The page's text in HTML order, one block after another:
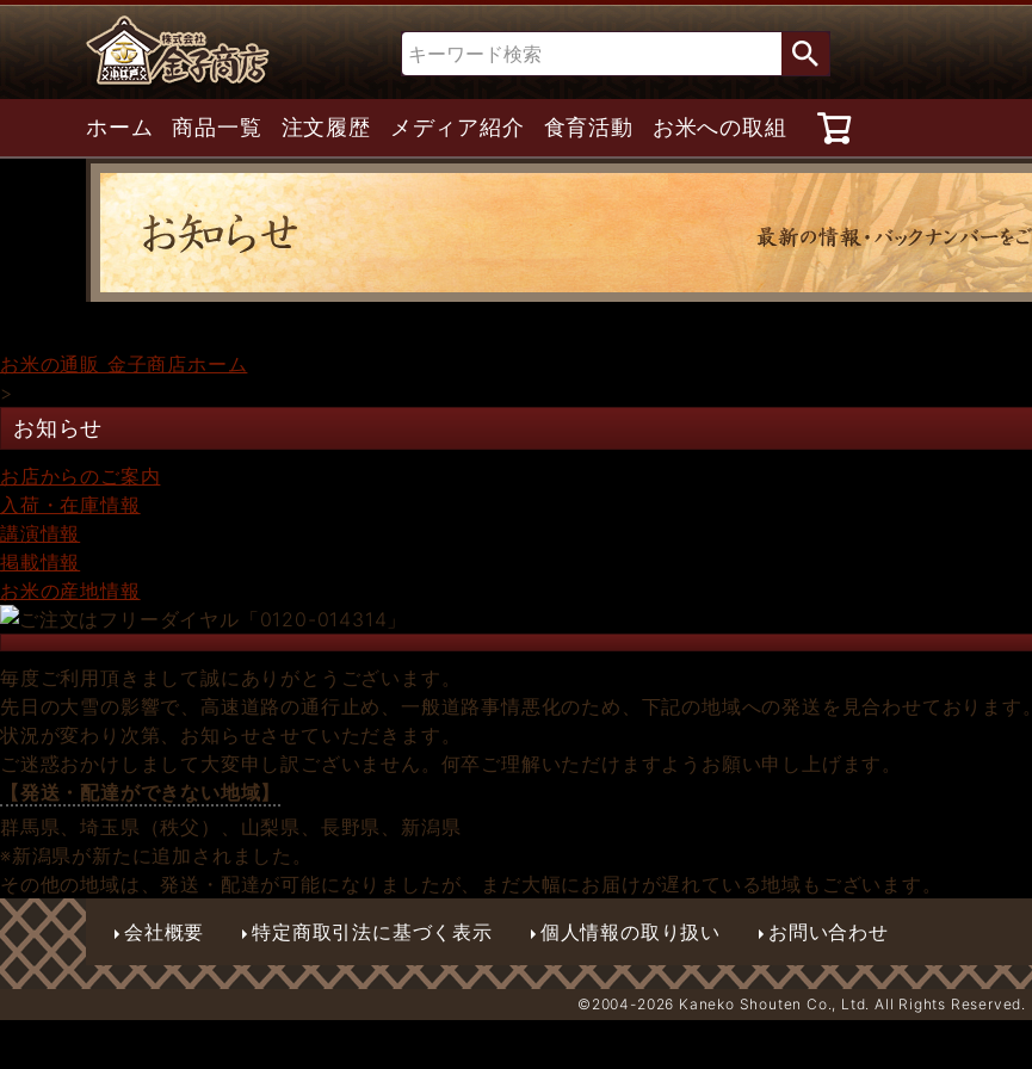
検索
ホーム 商品一覧 注文履歴 メディア紹介 食育活動 お米への取組
お米の通販 金子商店ホーム
>
お知らせ
お店からのご案内
入荷・在庫情報
講演情報
掲載情報
お米の産地情報
毎度ご利用頂きまして誠にありがとうございます。
先日の大雪の影響で、高速道路の通行止め、一般道路事情悪化のため、下記の地域への発送を見合わせております。
状況が変わり次第、お知らせさせていただきます。
ご迷惑おかけしまして大変申し訳ございません。何卒ご理解いただけますようお願い申し上げます。
【発送・配達ができない地域】
群馬県、埼玉県（秩父）、山梨県、長野県、新潟県
※新潟県が新たに追加されました。
その他の地域は、発送・配達が可能になりましたが、まだ大幅にお届けが遅れている地域もございます。
会社概要
特定商取引法に基づく表示 個人情報の取り扱い お問い合わせ
©2004-2026 Kaneko Shouten Co., Ltd. All Rights Reserved.